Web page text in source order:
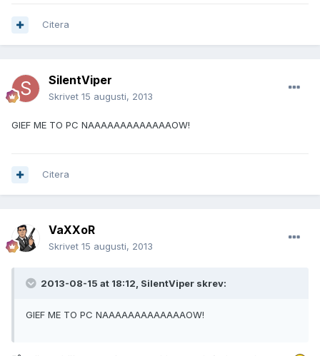
Citera
SilentViper
Skrivet 15 augusti, 2013
GIEF ME TO PC NAAAAAAAAAAAAAOW!
Citera
VaXXoR
Skrivet 15 augusti, 2013
2013-08-15 at 18:12, SilentViper skrev:
GIEF ME TO PC NAAAAAAAAAAAAAOW!